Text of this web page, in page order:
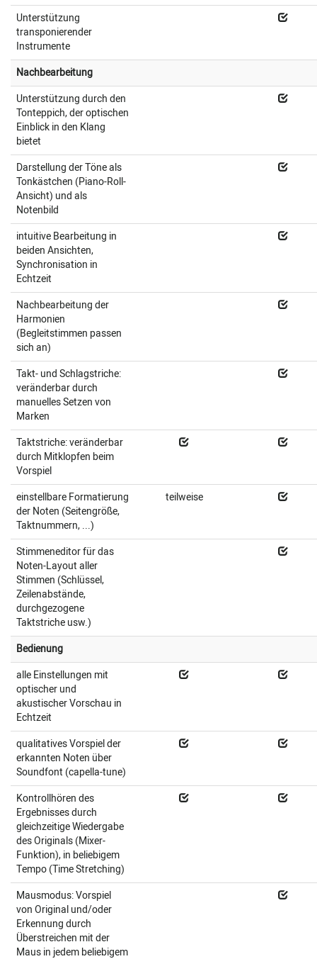
Unterstützung
transponierender
Instrumente
Nachbearbeitung
Unterstützung durch den
Tonteppich, der optischen
Einblick in den Klang
bietet
Darstellung der Töne als
Tonkästchen (Piano-Roll-
Ansicht) und als
Notenbild
intuitive Bearbeitung in
beiden Ansichten,
Synchronisation in
Echtzeit
Nachbearbeitung der
Harmonien
(Begleitstimmen passen
sich an)
Takt- und Schlagstriche:
veränderbar durch
manuelles Setzen von
Marken
Taktstriche: veränderbar
durch Mitklopfen beim
Vorspiel
einstellbare Formatierung
der Noten (Seitengröße,
Taktnummern, ...)
teilweise
Stimmeneditor für das
Noten-Layout aller
Stimmen (Schlüssel,
Zeilenabstände,
durchgezogene
Taktstriche usw.)
Bedienung
alle Einstellungen mit
optischer und
akustischer Vorschau in
Echtzeit
qualitatives Vorspiel der
erkannten Noten über
Soundfont (capella-tune)
Kontrollhören des
Ergebnisses durch
gleichzeitige Wiedergabe
des Originals (Mixer-
Funktion), in beliebigem
Tempo (Time Stretching)
Mausmodus: Vorspiel
von Original und/oder
Erkennung durch
Überstreichen mit der
Maus in jedem beliebigem